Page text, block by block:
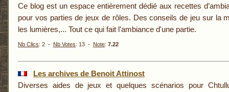
Ce blog est un espace entièrement dédié aux recettes
pour vos parties de jeux de rôles. Des conseils de jeu sur la
les lumières,... Tout ce qui fait l'ambiance d'une partie.
Nb Clics: 2 - Nb Votes: 13 - Note: 7.22
Les archives de Benoit Attinost
Diverses aides de jeux et quelques scénarios pour